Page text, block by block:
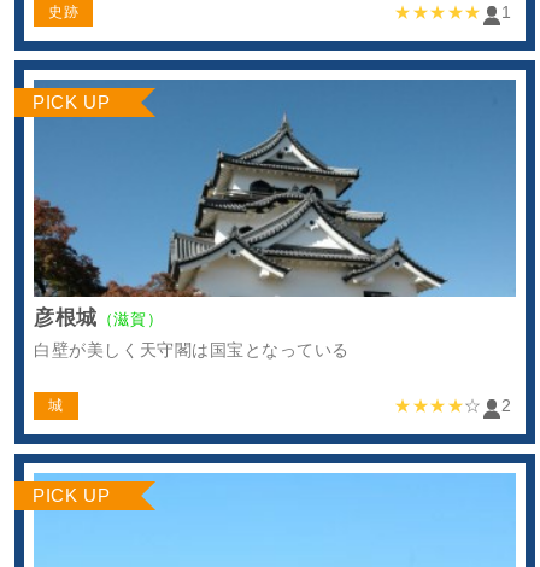
史跡 ★★★★★ 1
彦根城 （滋賀）
白壁が美しく天守閣は国宝となっている
PICK UP
城 ★★★★☆ 2
PICK UP